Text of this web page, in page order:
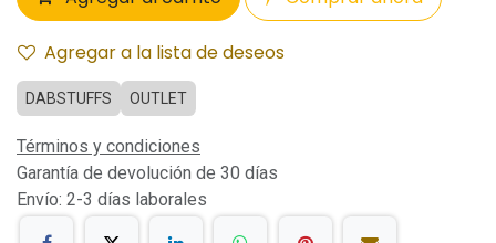
Agregar a la lista de deseos
DABSTUFFS OUTLET
Términos y condiciones
Garantía de devolución de 30 días
Envío: 2-3 días laborales